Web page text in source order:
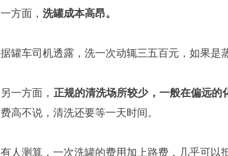
一方面， 洗罐成本高昂。
据罐车司机透露，洗一次动辄三五百元，如果是
另一方面， 正规的清洗场所较少，一般在偏远
费高不说，清洗还要等一天时间。
有人测算，一次洗罐的费用加上路费，几乎可以